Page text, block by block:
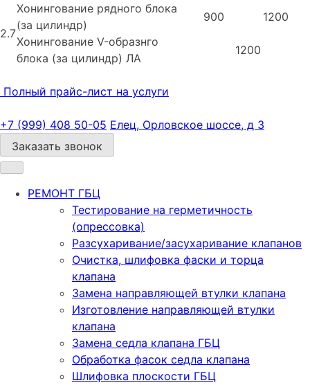
2.7
Хонингование рядного блока
(за цилиндр)
900
1200
Хонингование V-образнго
блока (за цилиндр) ЛА
1200
Полный прайс-лист на услуги
+7 (999) 408 50-05 Елец, Орловское шоссе, д 3
Заказать звонок
РЕМОНТ ГБЦ
Тестирование на герметичность
(опрессовка)
Разсухаривание/засухаривание клапанов
Очистка, шлифовка фаски и торца
клапана
Замена направляющей втулки клапана
Изготовление направляющей втулки
клапана
Замена седла клапана ГБЦ
Обработка фасок седла клапана
Шлифовка плоскости ГБЦ